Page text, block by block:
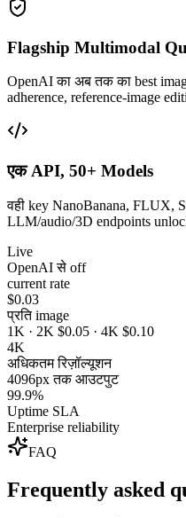
Flagship Multimodal
OpenAI का अब तक का best
adherence, reference-image
एक API, 50+ Models
वही key NanoBanana, FLUX,
LLM/audio/3D endpoints
Live
OpenAI से off
current rate
$0.03
प्रति image
1K · 2K $0.05 · 4K $0.10
4K
अधिकतम रिज़ॉल्यूशन
4096px तक आउटपुट
99.9%
Uptime SLA
Enterprise reliability
FAQ
Frequently asked